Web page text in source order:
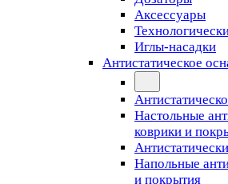
Аксессуары
Иглы-насадки
Антистатическое
Настольные
коврики и
Напольные
и покрытия